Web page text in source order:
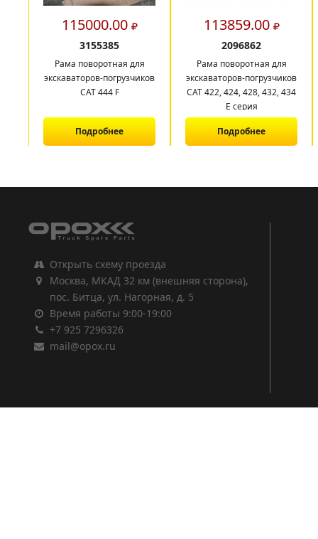
115000.00
3155385
Рама поворотная для
экскаваторов-погрузчиков
САТ 444 F
Подробнее
113859.00
2096862
Рама поворотная для
экскаваторов-погрузчиков
CAT 422, 424, 428, 432, 434
E серия
Подробнее
Открыть схему проезда
Москва, МКАД 32 км (внешняя сторона),
пос. Битца, ул. Нагорная, д. 5
Время работы 9:00-19:00
+7 925 7296326
mail@opox.ru